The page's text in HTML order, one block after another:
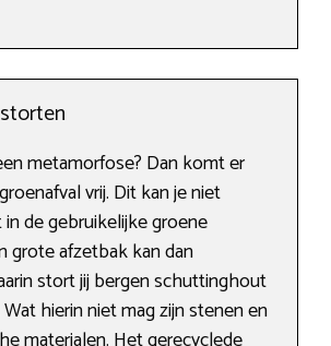
metamorfose? Dan komt er
vrij. Dit kan je niet
de gebruikelijke groene
grote afzetbak kan dan
stort jij bergen schuttinghout
hierin niet mag zijn stenen en